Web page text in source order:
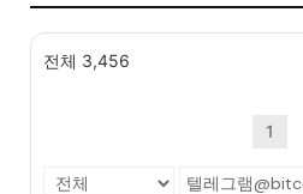
전체 3,456
1